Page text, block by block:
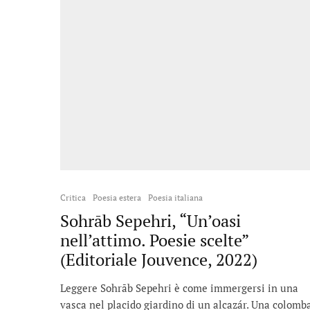
Critica Poesia estera Poesia italiana
Sohrāb Sepehri, “Un’oasi
nell’attimo. Poesie scelte”
(Editoriale Jouvence, 2022)
Leggere Sohrāb Sepehri è come immergersi in una
vasca nel placido giardino di un alcazár. Una